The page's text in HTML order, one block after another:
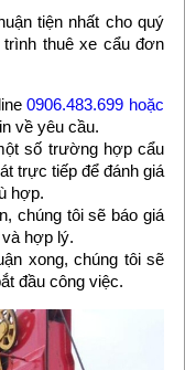
tiện nhất cho quý
thuê xe cẩu đơn
0906.483.699 hoặc
về yêu cầu.
số trường hợp cẩu
trực tiếp để đánh giá
hợp.
chúng tôi sẽ báo giá
hợp lý.
xong, chúng tôi sẽ
đầu công việc.